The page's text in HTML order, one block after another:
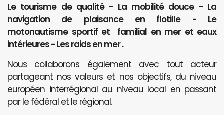
Le tourisme de qualité - La mobilité douce - La
navigation de plaisance en flotille - Le
motonautisme sportif et familial en mer et eaux
intérieures - Les raids en mer .
Nous collaborons également avec tout acteur
partageant nos valeurs et nos objectifs, du niveau
européen interrégional au niveau local en passant
par le fédéral et le régional.